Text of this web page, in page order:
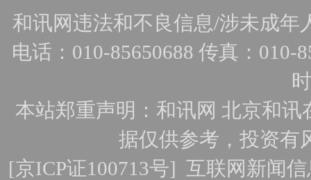
和讯网违法和不良信息/涉未成年
电话：010-85650688 传真：010-
本站郑重声明：和讯网 北京和
据仅供参考，投资有
[京ICP证100713号]互联网新闻